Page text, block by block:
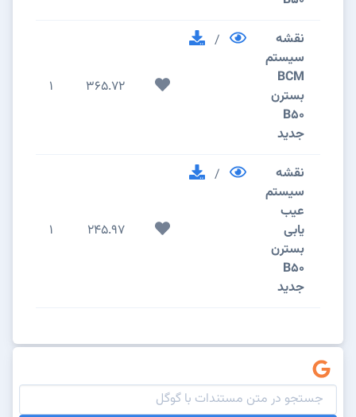
نقشه
سیستم
BCM
بسترن
B50
جدید
/
365.72
1
نقشه
سیستم
عیب
یابی
بسترن
B50
جدید
/
245.97
1